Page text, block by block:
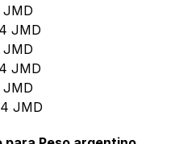
JMD
JMD
JMD
JMD
JMD
JMD